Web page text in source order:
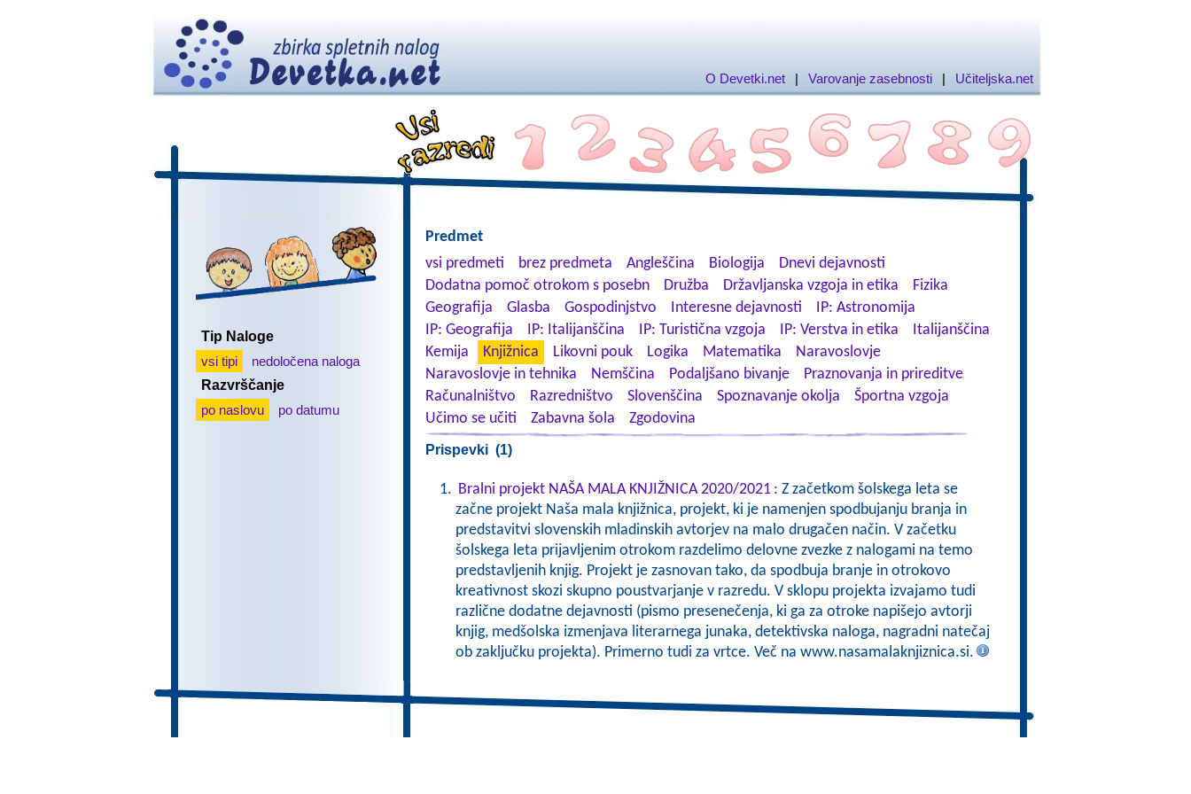
O Devetki.net | Varovanje zasebnosti | Učiteljska.net
Tip Naloge
vsi tipi
nedoločena naloga
Razvrščanje
po naslovu
po datumu
Predmet
vsi predmeti
brez predmeta Angleščina Biologija
Dnevi dejavnosti
Dodatna pomoč otrokom s posebn
Družba Državljanska vzgoja in etika
Fizika
Geografija
Glasba Gospodinjstvo Interesne dejavnosti
IP: Astronomija
IP: Geografija
IP: Italijanščina IP: Turistična vzgoja IP: Verstva in etika
Italijanščina
Kemija
Knjižnica Likovni pouk Logika Matematika
Naravoslovje
Naravoslovje in tehnika
Nemščina Podaljšano bivanje
Praznovanja in prireditve
Računalništvo
Razredništvo Slovenščina Spoznavanje okolja
Športna vzgoja
Učimo se učiti
Zabavna šola Zgodovina
Prispevki (1)
Bralni projekt NAŠA MALA KNJIŽNICA 2020/2021 : Z začetkom šolskega leta se
začne projekt Naša mala knjižnica, projekt, ki je namenjen spodbujanju branja in
predstavitvi slovenskih mladinskih avtorjev na malo drugačen način. V začetku
šolskega leta prijavljenim otrokom razdelimo delovne zvezke z nalogami na temo
predstavljenih knjig. Projekt je zasnovan tako, da spodbuja branje in otrokovo
kreativnost skozi skupno poustvarjanje v razredu. V sklopu projekta izvajamo tudi
različne dodatne dejavnosti (pismo presenečenja, ki ga za otroke napišejo avtorji
knjig, medšolska izmenjava literarnega junaka, detektivska naloga, nagradni natečaj
ob zaključku projekta). Primerno tudi za vrtce. Več na www.nasamalaknjiznica.si.